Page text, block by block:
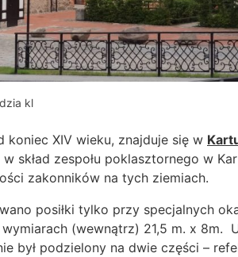
kl
koniec XIV wieku, znajduje się w
skład zespołu poklasztornego w
zakonników na tych ziemiach.
posiłki tylko przy specjalnych
(wewnątrz) 21,5 m. x 8m.
był podzielony na dwie części –